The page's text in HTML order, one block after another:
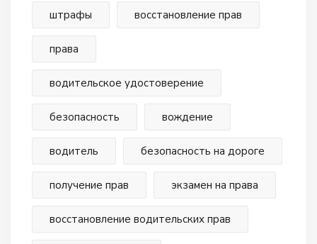
штрафы восстановление прав
права
водительское удостоверение
безопасность вождение
водитель безопасность на дороге
получение прав экзамен на права
восстановление водительских прав